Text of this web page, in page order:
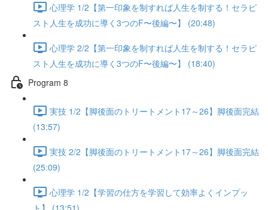
心理学 1/2【第一印象を制すれば人生を制する！セラピ
スト人生を成功に導く3つのF〜後編〜】 (20:48)
心理学 2/2【第一印象を制すれば人生を制する！セラピ
スト人生を成功に導く3つのF〜後編〜】 (18:40)
Program 8
実技 1/2【脚後面のトリートメント17～26】脚後面完結
(13:57)
実技 2/2【脚後面のトリートメント17～26】脚後面完結
(25:09)
心理学 1/2【学習の仕方を学習して効率よくインプッ
ト】 (13:51)